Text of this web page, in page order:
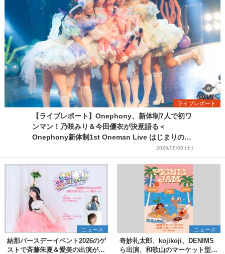
ライブレポート
【ライブレポート】Onephony、新体制7人で初ワ
ンマン！乃咲みり＆今田優衣が決意語る＜
Onephony新体制1st Oneman Live はじまりの夏
2026/08/08 (土)
ニュース
結那バースデーイベント2026のゲ
ストで斉藤朱夏＆愛美の出演が決
ニュース
奇妙礼太郎、kojikoji、DENIMS
ら出演、和歌山のマーケット型野